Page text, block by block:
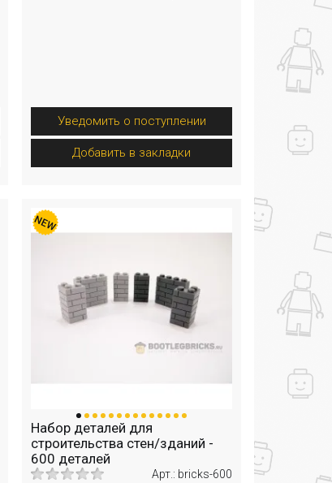
Уведомить о поступлении
Добавить в закладки
Набор деталей для
строительства стен/зданий -
600 деталей
Арт.: bricks-600